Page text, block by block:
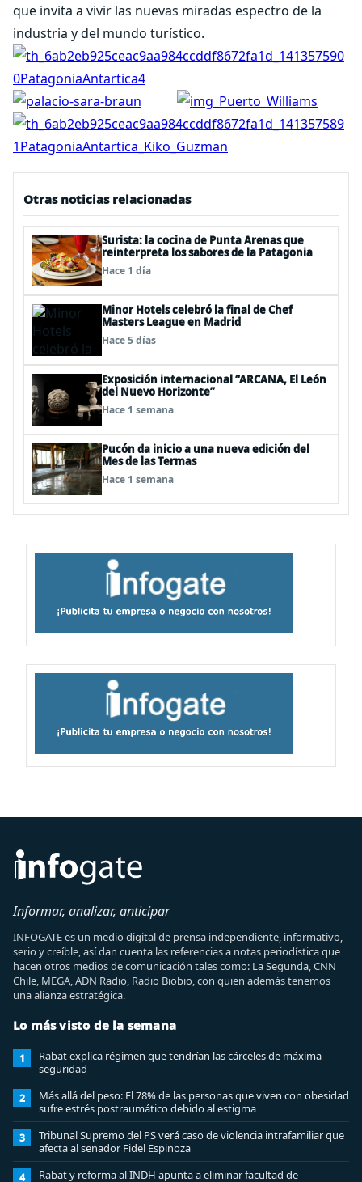
que invita a vivir las nuevas miradas espectro de la
industria y del mundo turístico.
Otras noticias relacionadas
Surista: la cocina de Punta Arenas que
reinterpreta los sabores de la Patagonia
Hace 1 día
Minor Hotels celebró la final de Chef
Masters League en Madrid
Hace 5 días
Exposición internacional “ARCANA, El León
del Nuevo Horizonte”
Hace 1 semana
Pucón da inicio a una nueva edición del
Mes de las Termas
Hace 1 semana
Informar, analizar, anticipar
INFOGATE es un medio digital de prensa independiente, informativo,
serio y creíble, así dan cuenta las referencias a notas periodística que
hacen otros medios de comunicación tales como: La Segunda, CNN
Chile, MEGA, ADN Radio, Radio Biobio, con quien además tenemos
una alianza estratégica.
Lo más visto de la semana
1
Rabat explica régimen que tendrían las cárceles de máxima
seguridad
2
Más allá del peso: El 78% de las personas que viven con obesidad
sufre estrés postraumático debido al estigma
3
Tribunal Supremo del PS verá caso de violencia intrafamiliar que
afecta al senador Fidel Espinoza
4
Rabat y reforma al INDH apunta a eliminar facultad de